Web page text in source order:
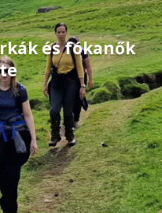
és fókanők